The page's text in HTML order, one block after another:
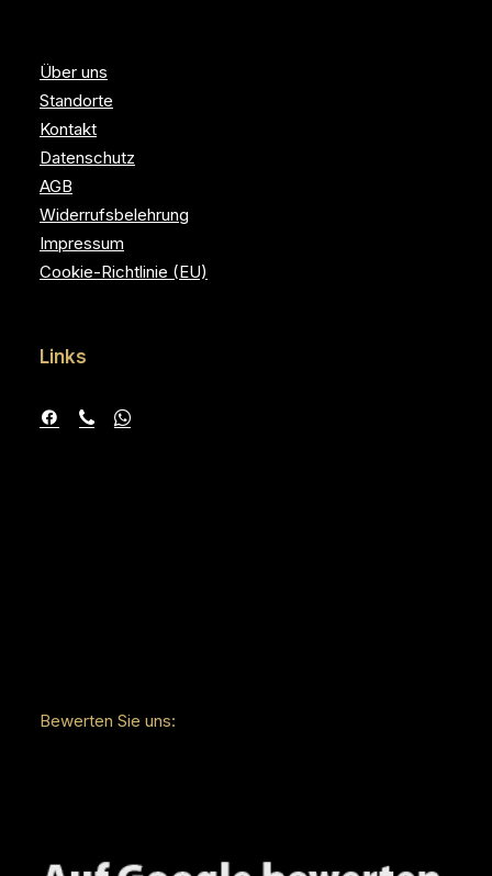
Über uns
Standorte
Kontakt
Datenschutz
AGB
Widerrufsbelehrung
Impressum
Cookie-Richtlinie (EU)
Links
Bewerten Sie uns: